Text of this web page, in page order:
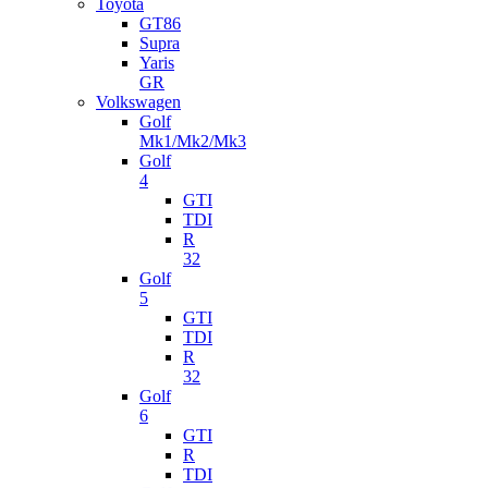
Toyota
GT86
Supra
Yaris
GR
Volkswagen
Golf
Mk1/Mk2/Mk3
Golf
4
GTI
TDI
R
32
Golf
5
GTI
TDI
R
32
Golf
6
GTI
R
TDI